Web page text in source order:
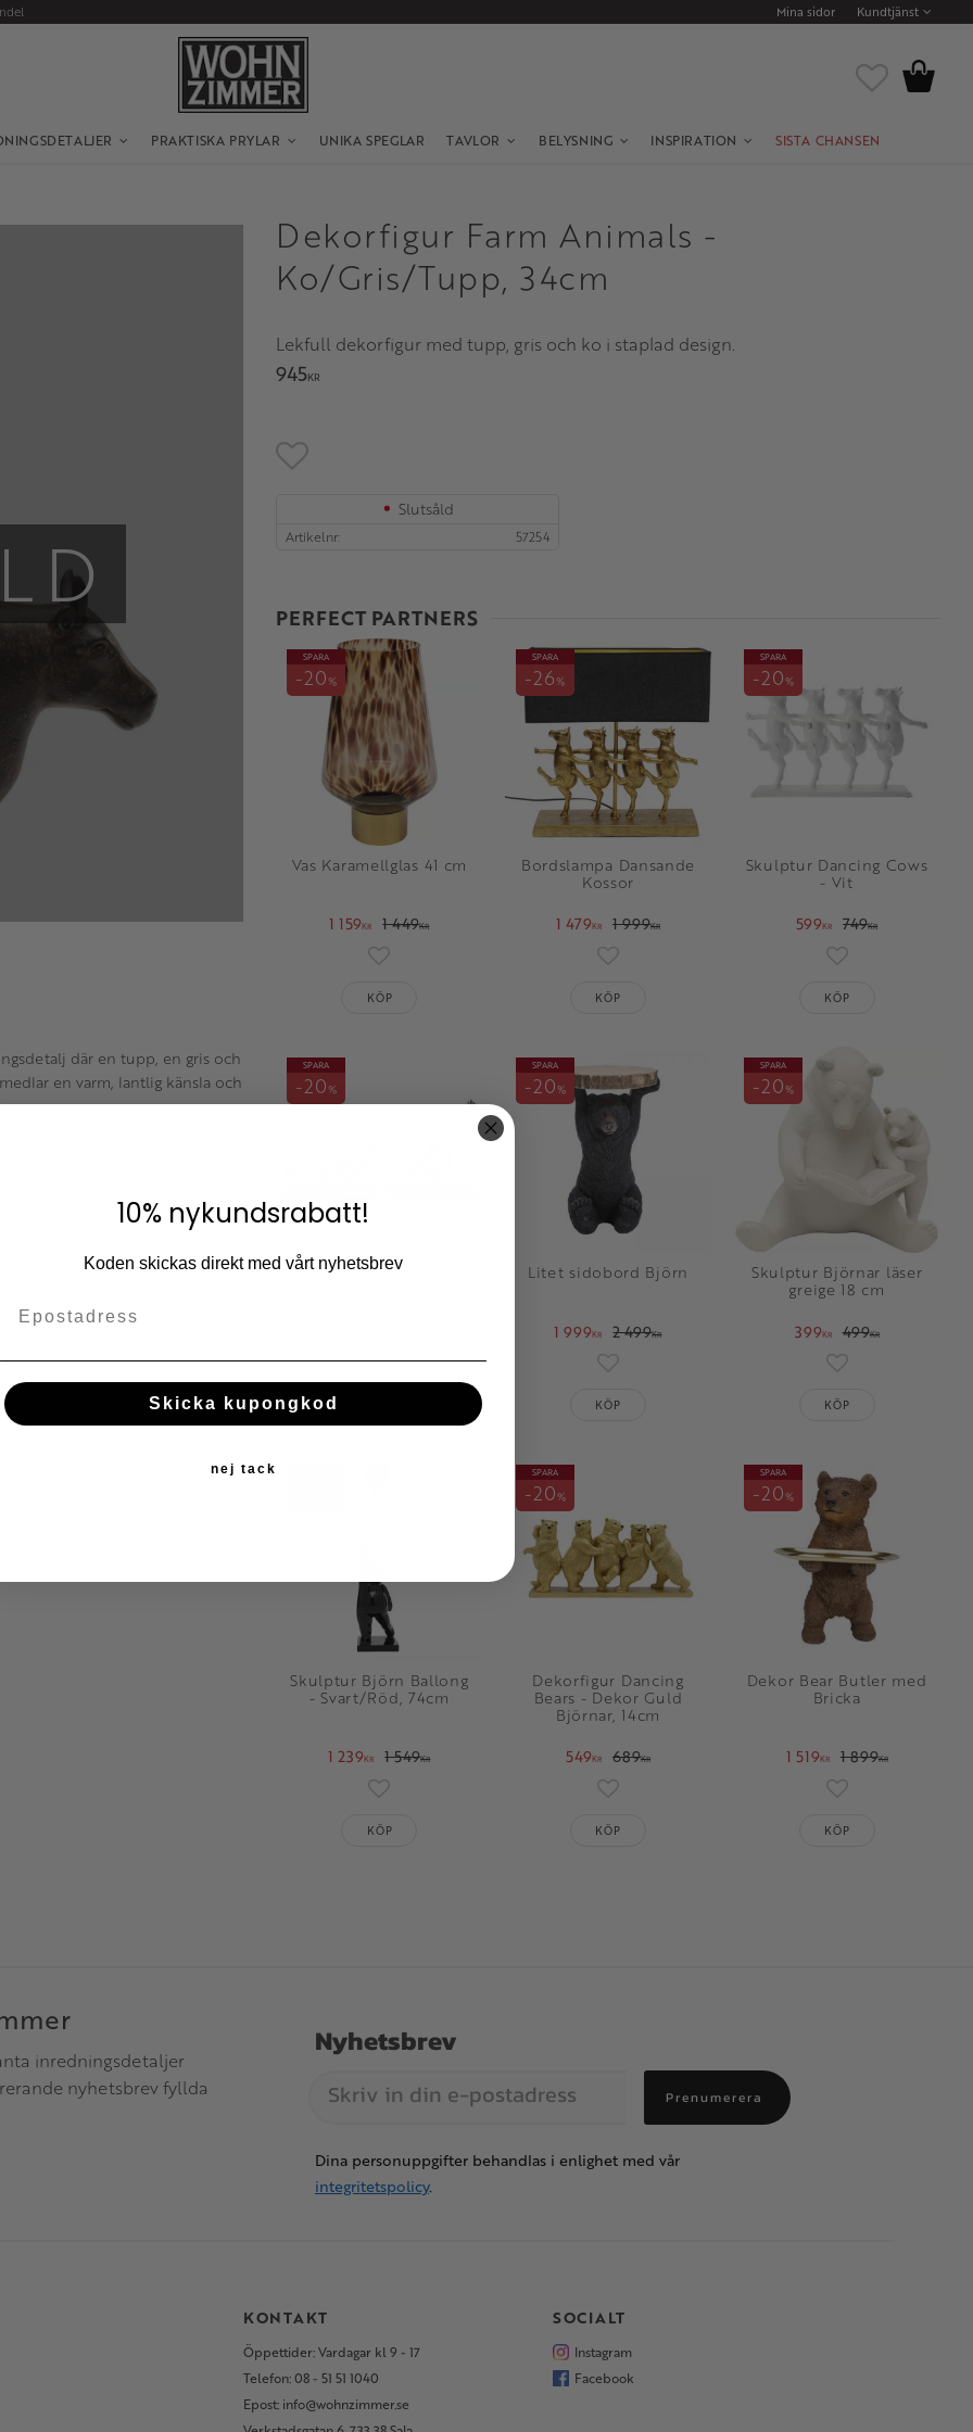
Mina sidor Kundtjänst
PRAKTISKA PRYLAR UNIKA SPEGLAR TAVLOR BELYSNING INSPIRATION SISTA CHANSEN
Favoriter
Kundvagn
Dekorfigur Farm Animals -
Ko/Gris/Tupp, 34cm
Lekfull dekorfigur med tupp, gris och ko i staplad design.
945KR
Lägg till i favoriter
Slutsåld
Artikelnr 57254
PERFECT PARTNERS
Vas Karamellglas 41 cm
1 159KR 1 449KR
SPARA
20%
KÖP
Bordslampa Dansande
Kossor
1 479KR 1 999KR
SPARA
26%
KÖP
Skulptur Dancing Cows
- Vit
599KR 749KR
SPARA
20%
Lägg till i
KÖP
Dekor Animal Safari
SPARA
20%
Litet sidobord Björn
1 999KR 2 499KR
SPARA
20%
KÖP
Skulptur Björnar läser
greige 18 cm
399KR 499KR
SPARA
20%
Lägg till i
KÖP
Skulptur Björn Ballong
- Svart/Röd, 74cm
1 239KR 1 549KR
Lägg till i favoriter
KÖP
Dekorfigur Dancing
Bears - Dekor Guld
Björnar, 14cm
549KR 689KR
SPARA
20%
Lägg till i favoriter
KÖP
Dekor Bear Butler med
Bricka
1 519KR 1 899KR
SPARA
20%
Lägg till i
KÖP
där en tupp, en gris och
en varm, lantlig känsla och
Passar utmärkt på
och naturliga textilier. En
inredningsdetaljer
nyhetsbrev fyllda
Nyhetsbrev
Prenumerera
Dina personuppgifter behandlas i enlighet med vår
integritetspolicy.
KONTAKT
Öppettider: Vardagar kl 9 - 17
Telefon: 08 - 51 51 1040
Epost: info@wohnzimmer.se
SOCIALT
Instagram
Facebook
10% nykundsrabatt!
Koden skickas direkt med vårt nyhetsbrev
Skicka kupongkod
nej tack